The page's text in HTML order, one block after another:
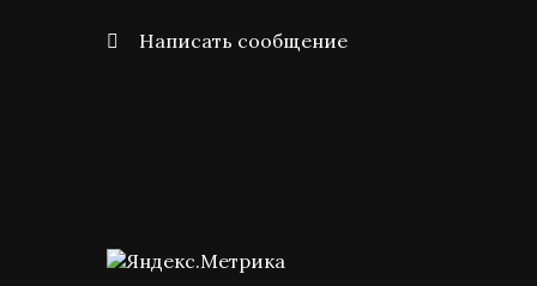
Написать сообщение